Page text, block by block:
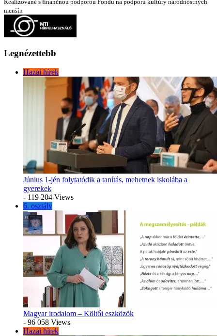
Realizované s finančnou podporou Fondu na podporu kultúry národnostných
menšín
Legnézettebb
Hazai hírek
Június 1-jén folytatódik a tanítás, mehetnek iskolába a
gyerekek
- 119 204 Views
6. osztály
Magyar irodalom – Költői eszközök
- 96 058 Views
Hazai hírek